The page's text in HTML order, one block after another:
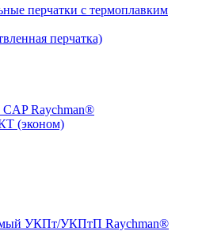
перчатки с термоплавким
перчатка)
CAP Raychman®
(эконом)
УКПт/УКПтП Raychman®